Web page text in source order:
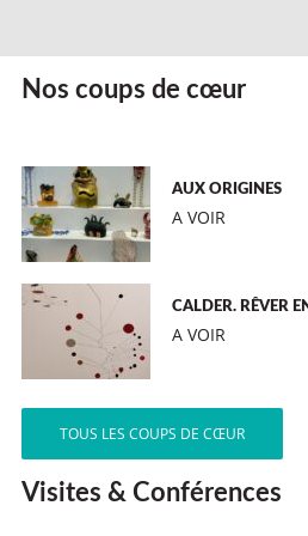
Nos coups de cœur
AUX ORIGINES
A VOIR
CALDER. RÊVER
A VOIR
TOUS LES COUPS DE CŒUR
Visites & Conférences